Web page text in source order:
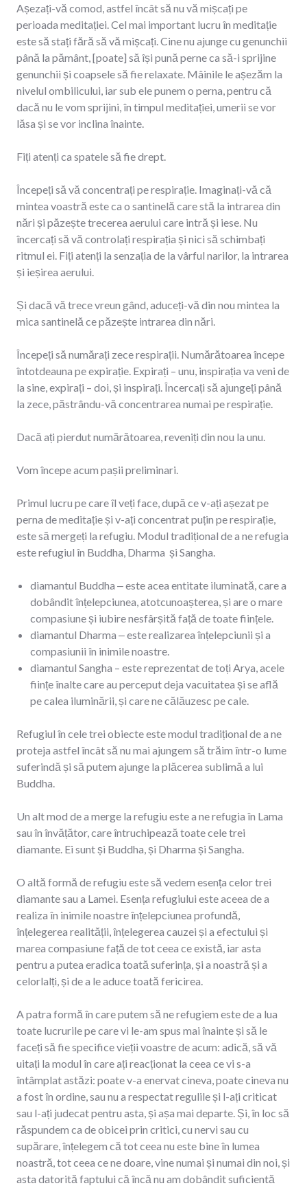
Așezați-vă comod, astfel încât să nu vă mișcați pe
perioada meditației. Cel mai important lucru în meditație
este să stați fără să vă mișcați. Cine nu ajunge cu genunchii
până la pământ, [poate] să își pună perne ca să-i sprijine
genunchii și coapsele să fie relaxate. Mâinile le așezăm la
nivelul ombilicului, iar sub ele punem o perna, pentru că
dacă nu le vom sprijini, în timpul meditației, umerii se vor
lăsa și se vor inclina înainte.
Fiți atenți ca spatele să fie drept.
Începeți să vă concentrați pe respirație. Imaginați-vă că
mintea voastră este ca o santinelă care stă la intrarea din
nări și păzește trecerea aerului care intră și iese. Nu
încercați să vă controlați respirația și nici să schimbați
ritmul ei. Fiți atenți la senzația de la vârful narilor, la intrarea
și ieșirea aerului.
Și dacă vă trece vreun gând, aduceți-vă din nou mintea la
mica santinelă ce păzește intrarea din nări.
Începeți să numărați zece respirații. Numărătoarea începe
întotdeauna pe expirație. Expirați – unu, inspirația va veni de
la sine, expirați – doi, și inspirați. Încercați să ajungeți până
la zece, păstrându-vă concentrarea numai pe respirație.
Dacă ați pierdut numărătoarea, reveniți din nou la unu.
Vom începe acum pașii preliminari.
Primul lucru pe care îl veți face, după ce v-ați așezat pe
perna de meditație și v-ați concentrat puțin pe respirație,
este să mergeți la refugiu. Modul tradițional de a ne refugia
este refugiul în Buddha, Dharma și Sangha.
diamantul Buddha ‒ este acea entitate iluminată, care a
dobândit înțelepciunea, atotcunoașterea, și are o mare
compasiune și iubire nesfârșită față de toate ființele.
diamantul Dharma ‒ este realizarea înțelepciunii și a
compasiunii în inimile noastre.
diamantul Sangha – este reprezentat de toți Arya, acele
ființe înalte care au perceput deja vacuitatea și se află
pe calea iluminării, și care ne călăuzesc pe cale.
Refugiul în cele trei obiecte este modul tradițional de a ne
proteja astfel încât să nu mai ajungem să trăim într-o lume
suferindă și să putem ajunge la plăcerea sublimă a lui
Buddha.
Un alt mod de a merge la refugiu este a ne refugia în Lama
sau în învățător, care întruchipează toate cele trei
diamante. Ei sunt și Buddha, și Dharma și Sangha.
O altă formă de refugiu este să vedem esența celor trei
diamante sau a Lamei. Esența refugiului este aceea de a
realiza în inimile noastre înțelepciunea profundă,
înțelegerea realității, înțelegerea cauzei și a efectului și
marea compasiune față de tot ceea ce există, iar asta
pentru a putea eradica toată suferința, și a noastră și a
celorlalți, și de a le aduce toată fericirea.
A patra formă în care putem să ne refugiem este de a lua
toate lucrurile pe care vi le-am spus mai înainte și să le
faceți să fie specifice vieții voastre de acum: adică, să vă
uitați la modul în care ați reacționat la ceea ce vi s-a
întâmplat astăzi: poate v-a enervat cineva, poate cineva nu
a fost în ordine, sau nu a respectat regulile și l-ați criticat
sau l-ați judecat pentru asta, și așa mai departe. Și, în loc să
răspundem ca de obicei prin critici, cu nervi sau cu
supărare, înțelegem că tot ceea nu este bine în lumea
noastră, tot ceea ce ne doare, vine numai și numai din noi, și
asta datorită faptului că încă nu am dobândit suficientă